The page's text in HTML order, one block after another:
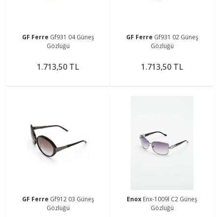
GF Ferre Gf931 04 Güneş
Gözlüğü
1.713,50 TL
GF Ferre Gf931 02 Güneş
Gözlüğü
1.713,50 TL
GF Ferre Gf912 03 Güneş
Gözlüğü
Enox Enx-1009l C2 Güneş
Gözlüğü